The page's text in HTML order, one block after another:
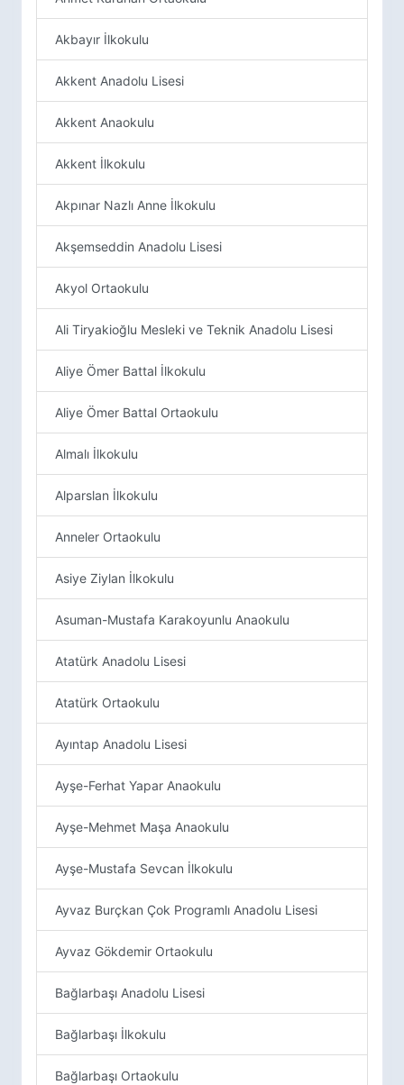
Akbayır İlkokulu
Akkent Anadolu Lisesi
Akkent Anaokulu
Akkent İlkokulu
Akpınar Nazlı Anne İlkokulu
Akşemseddin Anadolu Lisesi
Akyol Ortaokulu
Ali Tiryakioğlu Mesleki ve Teknik Anadolu Lisesi
Aliye Ömer Battal İlkokulu
Aliye Ömer Battal Ortaokulu
Almalı İlkokulu
Alparslan İlkokulu
Anneler Ortaokulu
Asiye Ziylan İlkokulu
Asuman-Mustafa Karakoyunlu Anaokulu
Atatürk Anadolu Lisesi
Atatürk Ortaokulu
Ayıntap Anadolu Lisesi
Ayşe-Ferhat Yapar Anaokulu
Ayşe-Mehmet Maşa Anaokulu
Ayşe-Mustafa Sevcan İlkokulu
Ayvaz Burçkan Çok Programlı Anadolu Lisesi
Ayvaz Gökdemir Ortaokulu
Bağlarbaşı Anadolu Lisesi
Bağlarbaşı İlkokulu
Bağlarbaşı Ortaokulu